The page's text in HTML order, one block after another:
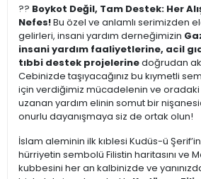
?? Boykot Değil, Tam Destek: Her
Nefes!Bu özel ve anlamlı serimizden
gelirleri, insani yardım derneğimizin
insani yardım faaliyetlerine, acil
tıbbi destek projelerinedoğrudan
Cebinizde taşıyacağınız bu kıymetli
için verdiğimiz mücadelenin ve
uzanan yardım elinin somut bir
onurlu dayanışmaya siz de ortak olun!
İslam aleminin ilk kıblesi Kudüs-ü
hürriyetin sembolü Filistin haritasını ve
kubbesini her an kalbinizde ve